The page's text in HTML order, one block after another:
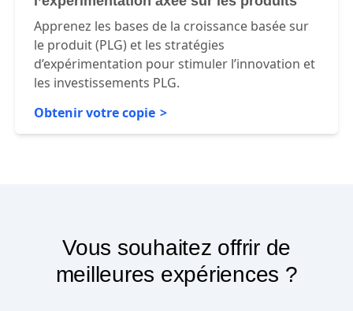
Apprenez les bases de la croissance basée sur
le produit (PLG) et les stratégies
d’expérimentation pour stimuler l’innovation et
les investissements PLG.
Obtenir votre copie
Vous souhaitez offrir de
meilleures expériences ?